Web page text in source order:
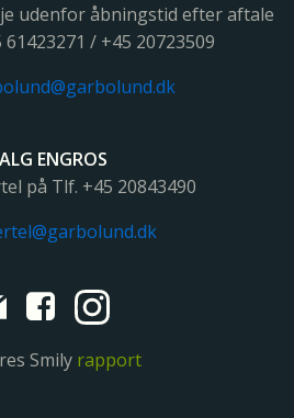
udenfor åbningstid efter aftale
/ +45 20723509
ENGROS
på Tlf. +45 20843490
Smily rapport